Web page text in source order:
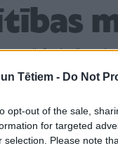
Tētiem - Do Not
opt-out of the sale,
for targeted
selection. Please note
“rāmjus”,
bet gan kā
procesu